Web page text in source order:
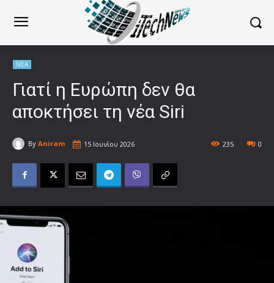
ΝΕΑ
Γιατί η Ευρώπη δεν θα
αποκτήσει τη νέα Siri
By Aniram 15 Ιουνίου 2026 0
235